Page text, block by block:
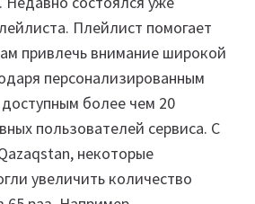
Плейлист помогает
привлечь внимание широкой
персонализированным
более чем 20
пользователей сервиса. С
некоторые
увеличить количество